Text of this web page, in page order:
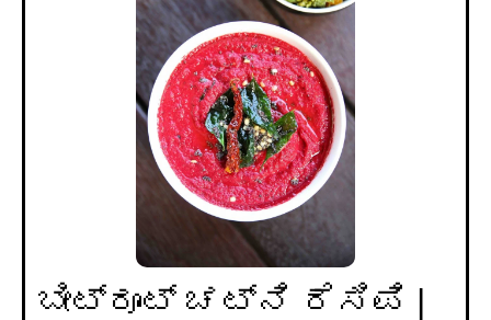
ಬೀಟ್ರೂಟ್ ಚಟ್ನಿ ರೆಸಿಪಿ |